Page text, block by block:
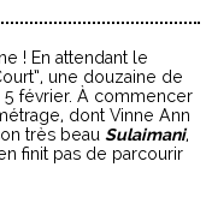
! En attendant le
une douzaine de
février. À commencer
dont Vinne Ann
très beau Sulaimani,
finit pas de parcourir